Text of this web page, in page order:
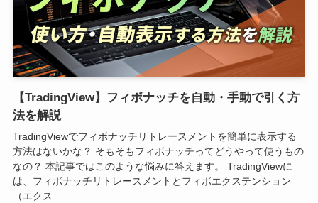
【TradingView】フィボナッチを自動・手動で引く方
法を解説
TradingViewでフィボナッチリトレースメントを簡単に表示する
方法はないかな？ そもそもフィボナッチってどうやって使うもの
なの？ 本記事ではこのような悩みに答えます。 TradingViewに
は、フィボナッチリトレースメントとフィボエクステンション
（エクス...